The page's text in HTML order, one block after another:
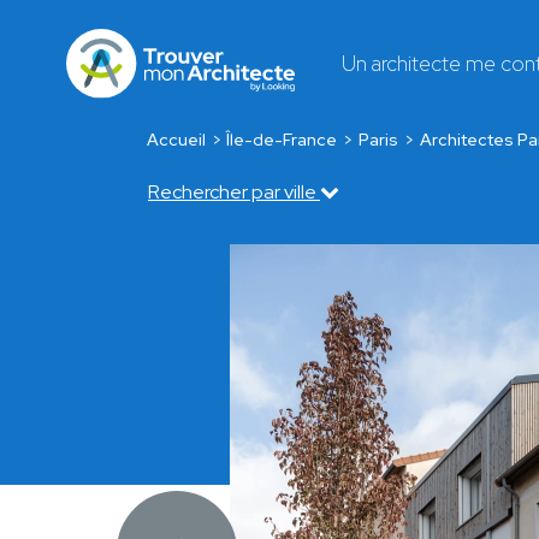
Un architecte me
Accueil Île-de-France Paris Architectes
Rechercher par ville